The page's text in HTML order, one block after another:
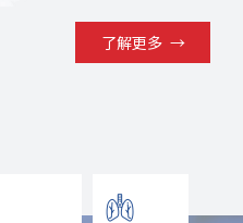
了解更多 →